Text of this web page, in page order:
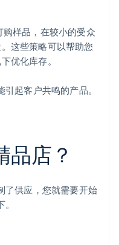
购样品，在较小的受众
这些策略可以帮助您
优化库存。
起客户共鸣的产品。
品店？
了供应，您就需要开始